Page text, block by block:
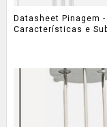
Datasheet Pinagem
Características e